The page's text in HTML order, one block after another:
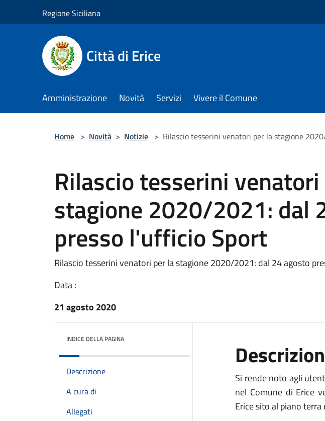
Regione Siciliana
Città di Erice
Amministrazione Novità Servizi Vivere il Comune
Home > Novità > Notizie > Rilascio tesserini venatori per la stagione
Rilascio tesserini
stagione 2020/2021: dal
presso l'ufficio Sport
Rilascio tesserini venatori per la stagione 2020/2021: dal 24 agosto
Data :
21 agosto 2020
INDICE DELLA PAGINA
Descrizione
A cura di
Allegati
Si rende noto agli
nel Comune di Erice
Erice sito al piano